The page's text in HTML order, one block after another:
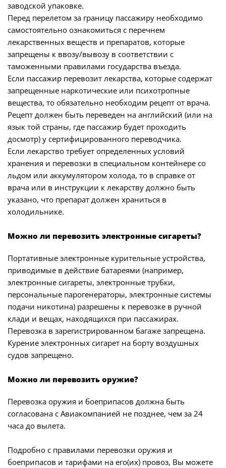
заводской упаковке.
Перед перелетом за границу пассажиру необходимо
самостоятельно ознакомиться с перечнем
лекарственных веществ и препаратов, которые
запрещены к ввозу/вывозу в соответствии с
таможенными правилами государства въезда.
Если пассажир перевозит лекарства, которые содержат
запрещенные наркотические или психотропные
вещества, то обязательно необходим рецепт от врача.
Рецепт должен быть переведен на английский (или на
язык той страны, где пассажир будет проходить
досмотр) у сертифицированного переводчика.
Если лекарство требует определенных условий
хранения и перевозки в специальном контейнере со
льдом или аккумулятором холода, то в справке от
врача или в инструкции к лекарству должно быть
указано, что препарат должен храниться в
холодильнике.
Можно ли перевозить электронные сигареты?
Портативные электронные курительные устройства,
приводимые в действие батареями (например,
электронные сигареты, электронные трубки,
персональные парогенераторы, электронные системы
подачи никотина) разрешены к перевозке в ручной
клади и вещах, находящихся при пассажирах.
Перевозка в зарегистрированном багаже запрещена.
Курение электронных сигарет на борту воздушных
судов запрещено.
Можно ли перевозить оружие?
Перевозка оружия и боеприпасов должна быть
согласована с Авиакомпанией не позднее, чем за 24
часа до вылета.
Подробно с правилами перевозки оружия и
боеприпасов и тарифами на его(их) провоз, Вы можете